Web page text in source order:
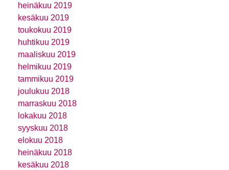
heinäkuu 2019
kesäkuu 2019
toukokuu 2019
huhtikuu 2019
maaliskuu 2019
helmikuu 2019
tammikuu 2019
joulukuu 2018
marraskuu 2018
lokakuu 2018
syyskuu 2018
elokuu 2018
heinäkuu 2018
kesäkuu 2018